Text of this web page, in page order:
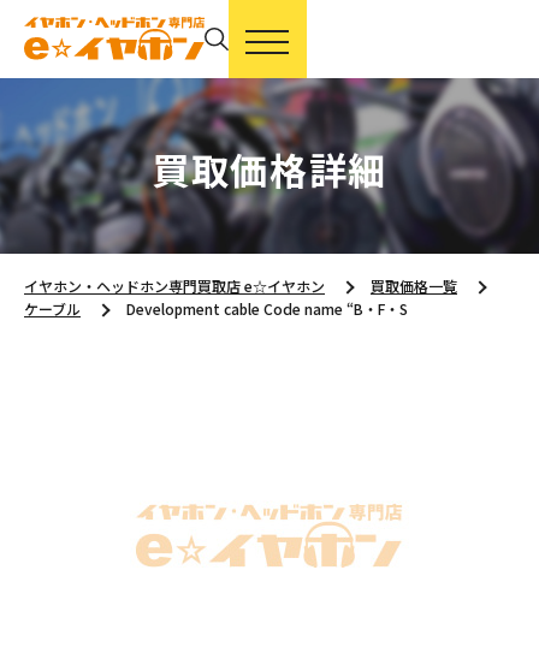
買取価格詳細
イヤホン・ヘッドホン専門買取店 e☆イヤホン
買取価格一覧
ケーブル
Development cable Code name “B・F・S